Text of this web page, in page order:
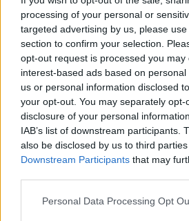
processing of your personal or
targeted advertising by us, please
section to confirm your selection.
opt-out request is processed you may
interest-based ads based on
us or personal information disclosed
your opt-out. You may separately
disclosure of your personal
IAB’s list of downstream participants.
also be disclosed by us to third
Downstream Participants that may
Personal Data Processing Opt
15-12-2015 | Man | 25
propranolol (80mg)
Hartritmestoornissen
Effectiviteit
Hoeveelheid bijwerkingen
Na meerdere wegrakingen
voelen aankomen), hiervoor
gehad in Genk (B). En
te lage hartslag te hebben
andere keren in rust 33). Heeft
steeds last van verscheidene